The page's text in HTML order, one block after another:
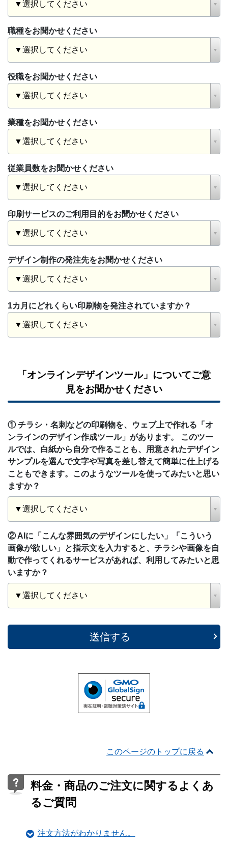
職種をお聞かせください
役職をお聞かせください
業種をお聞かせください
従業員数をお聞かせください
印刷サービスのご利用目的をお聞かせください
デザイン制作の発注先をお聞かせください
1カ月にどれくらい印刷物を発注されていますか？
「オンラインデザインツール」についてご意
見をお聞かせください
① チラシ・名刺などの印刷物を、ウェブ上で作れる「オ
ンラインのデザイン作成ツール」があります。 このツー
ルでは、白紙から自分で作ることも、用意されたデザイン
サンプルを選んで文字や写真を差し替えて簡単に仕上げる
こともできます。このようなツールを使ってみたいと思い
ますか？
② AIに「こんな雰囲気のデザインにしたい」「こういう
画像が欲しい」と指示文を入力すると、チラシや画像を自
動で作ってくれるサービスがあれば、利用してみたいと思
いますか？
送信する
このページのトップに戻る
料金・商品のご注文に関するよくあ
るご質問
注文方法がわかりません。